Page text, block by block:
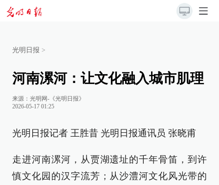
光明日报 >
河南漯河：让文化融入城市肌理
来源： 光明网-《光明日报》
2026-05-17 01:25
光明日报记者 王胜昔 光明日报通讯员 张晓甫
走进河南漯河，从贾湖遗址的千年骨笛，到许
慎文化园的汉字流芳；从沙澧河文化风光带的